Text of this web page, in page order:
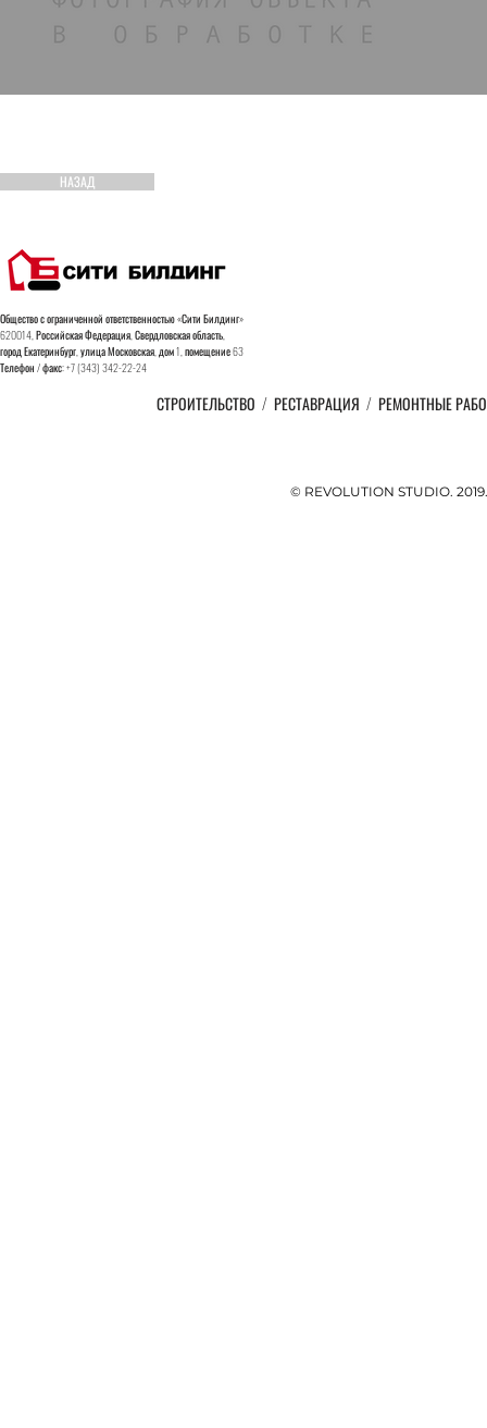
НАЗАД
Общество с ограниченной ответственностью «Сити Билдинг»
620014, Российская Федерация, Свердловская область,
городЕкатеринбург, улица Московская, дом 1, помещение 63
Телефон / факс: +7 (343) 342-22-24
СТРОИТЕЛЬСТВО / РЕСТАВРАЦИЯ /РЕМОНТНЫЕ
© REVOLUTION STUDIO.